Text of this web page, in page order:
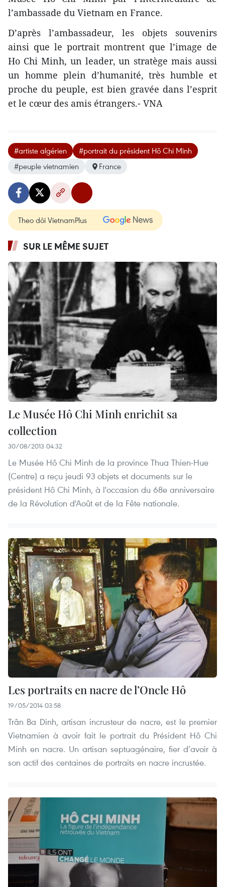
l’ambassade du Vietnam en France.
D’après l’ambassadeur, les objets souvenirs
ainsi que le portrait montrent que l’image de
Ho Chi Minh, un leader, un stratège mais aussi
un homme plein d’humanité, très humble et
proche du peuple, est bien gravée dans l’esprit
et le cœur des amis étrangers.- VNA
#artiste algérien
#portrait du président Hô Chi Minh
#peuple vietnamien
France
Theo dõi VietnamPlus
SUR LE MÊME SUJET
Le Musée Hô Chi Minh enrichit sa
collection
30/08/2013 04:32
Le Musée Hô Chi Minh de la province Thua Thien-Hue
(Centre) a reçu jeudi 93 objets et documents sur le
président Hô Chi Minh, à l'occasion du 68e anniversaire
de la Révolution d'Août et de la Fête nationale.
Les portraits en nacre de l’Oncle Hô
19/05/2014 03:58
Trân Ba Dinh, artisan incrusteur de nacre, est le premier
Vietnamien à avoir fait le portrait du Président Hô Chi
Minh en nacre. Un artisan septuagénaire, fier d’avoir à
son actif des centaines de portraits en nacre incrustée.